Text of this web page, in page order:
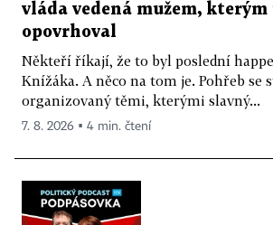
vláda vedená mužem, kterým
opovrhoval
Někteří říkají, že to byl poslední
Knížáka. A něco na tom je. Pohřeb se
organizovaný těmi, kterými slavný...
7. 8. 2026 ▪ 4 min. čtení